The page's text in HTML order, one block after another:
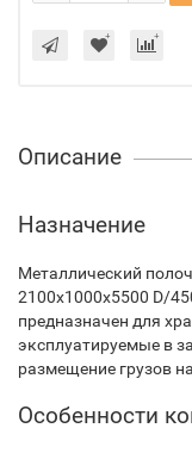
Описание
Назначение
Металлический
2100х1000х5500 D/
предназначен для
эксплуатируемые в
размещение грузов
Особенности